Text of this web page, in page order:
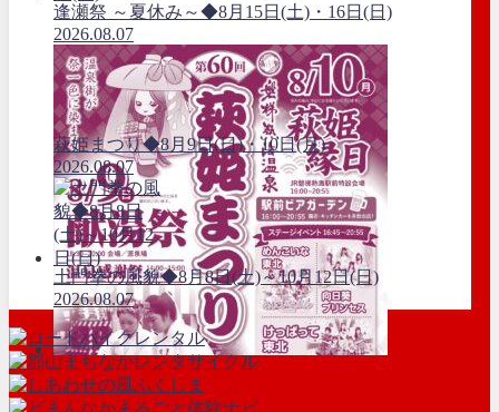
逢瀬祭 ～夏休み～◆8月15日(土)・16日(日)
2026.08.07
萩姫まつり◆8月9日(日)・10日(月)
2026.08.07
土門拳の風貌◆8月8日(土)～10月12日(日)
2026.08.07